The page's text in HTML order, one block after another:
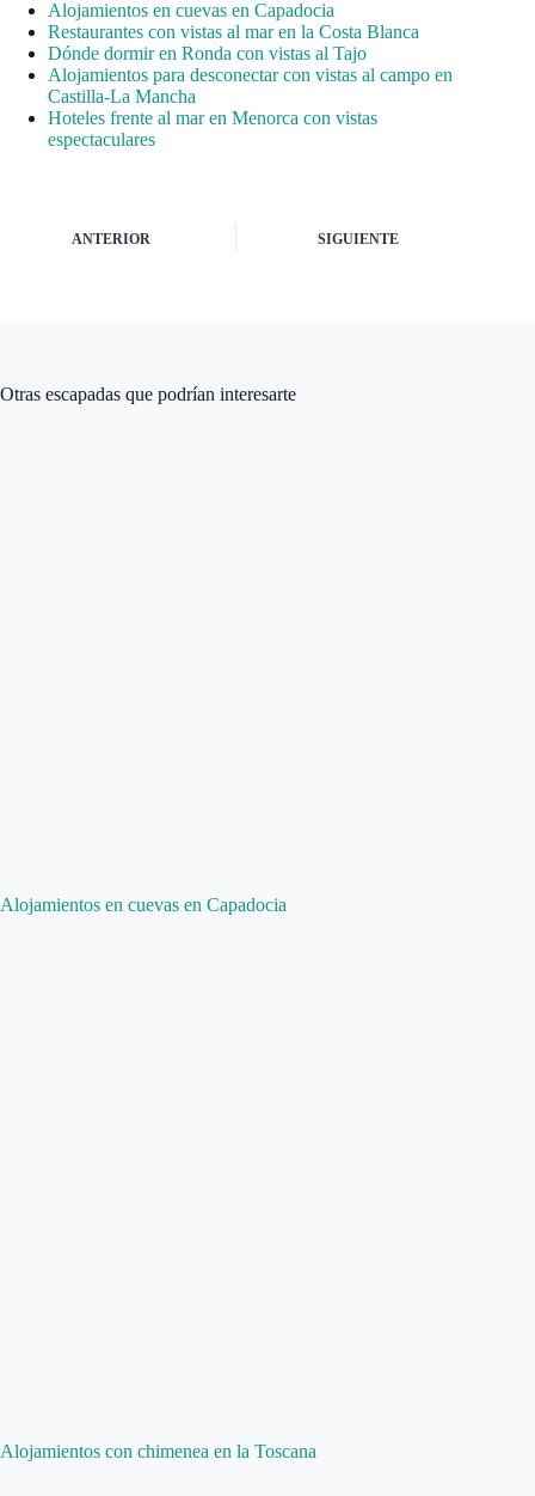
Alojamientos en cuevas en Capadocia
Restaurantes con vistas al mar en la Costa Blanca
Dónde dormir en Ronda con vistas al Tajo
Alojamientos para desconectar con vistas al campo en
Castilla-La Mancha
Hoteles frente al mar en Menorca con vistas
espectaculares
ANTERIOR SIGUIENTE
Otras escapadas que podrían interesarte
Alojamientos en cuevas en Capadocia
Alojamientos con chimenea en la Toscana